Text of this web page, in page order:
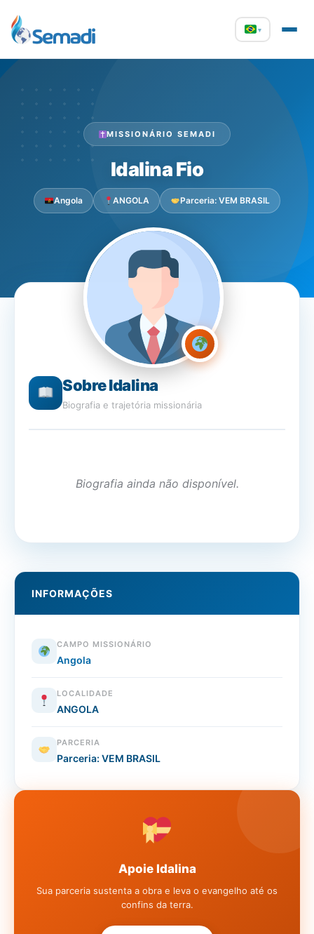
▾
MISSIONÁRIO SEMADI
Idalina Fio
Angola ANGOLA Parceria: VEM BRASIL
Sobre Idalina
Biografia e trajetória missionária
Biografia ainda não disponível.
INFORMAÇÕES
CAMPO MISSIONÁRIO
Angola
LOCALIDADE
ANGOLA
PARCERIA
Parceria: VEM BRASIL
Apoie Idalina
Sua parceria sustenta a obra e leva o evangelho até os
confins da terra.